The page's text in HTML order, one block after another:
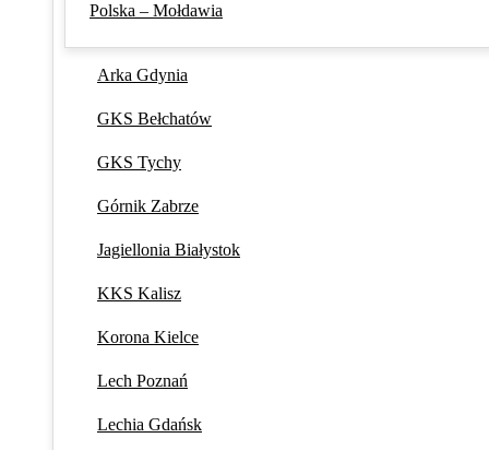
Polska – Mołdawia
Arka Gdynia
GKS Bełchatów
GKS Tychy
Górnik Zabrze
Jagiellonia Białystok
KKS Kalisz
Korona Kielce
Lech Poznań
Lechia Gdańsk